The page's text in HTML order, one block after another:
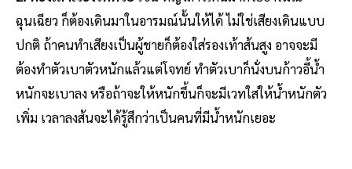
ฉุนเฉียว ก็ต้องเดินมาในอารมณ์นั้นให้ได้ ไม่ใช่เสียงเดินแบบ
ปกติ ถ้าคนทำเสียงเป็นผู้ชายก็ต้องใส่รองเท้าส้นสูง อาจจะมี
ต้องทำตัวเบาตัวหนักแล้วแต่โจทย์ ทำตัวเบาก็นั่งบนก้าวอี้น้ำ
หนักจะเบาลง หรือถ้าจะให้หนักขึ้นก็จะมีเวทใส่ให้น้ำหนักตัว
เพิ่ม เวลาลงส้นจะได้รู้สึกว่าเป็นคนที่มีน้ำหนักเยอะ